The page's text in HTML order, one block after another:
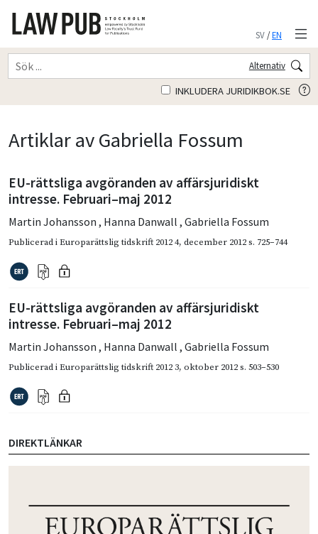
SV/EN
Alternativ
INKLUDERA JURIDIKBOK.SE
Artiklar av Gabriella Fossum
EU-rättsliga avgöranden av affärsjuridiskt
intresse. Februari–maj 2012
Martin Johansson , Hanna Danwall , Gabriella Fossum
Publicerad iEuroparättslig tidskrift 2012 4, december 2012s. 725–744
EU-rättsliga avgöranden av affärsjuridiskt
intresse. Februari–maj 2012
Martin Johansson , Hanna Danwall , Gabriella Fossum
Publicerad iEuroparättslig tidskrift 2012 3, oktober 2012s. 503–530
DIREKTLÄNKAR